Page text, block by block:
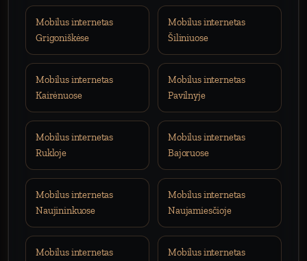
Mobilus internetas
Grigoniškėse
Mobilus internetas
Šiliniuose
Mobilus internetas
Kairėnuose
Mobilus internetas
Pavilnyje
Mobilus internetas
Rukloje
Mobilus internetas
Bajoruose
Mobilus internetas
Naujininkuose
Mobilus internetas
Naujamiesčioje
Mobilus internetas
Mobilus internetas